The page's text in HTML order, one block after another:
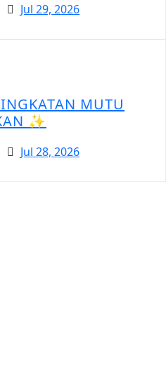
Jul 29, 2026
MUTU
✨
Jul 28, 2026